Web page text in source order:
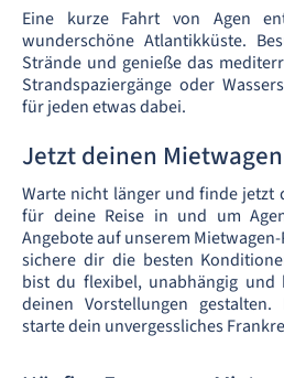
Eine kurze Fahrt von Agen
wunderschöne Atlantikküste.
Strände und genieße das
Strandspaziergänge oder
für jeden etwas dabei.
Jetzt deinen
Warte nicht länger und finde jetzt
für deine Reise in und um
Angebote auf unserem
sichere dir die besten
bist du flexibel, unabhängig und
deinen Vorstellungen
starte dein unvergessliches